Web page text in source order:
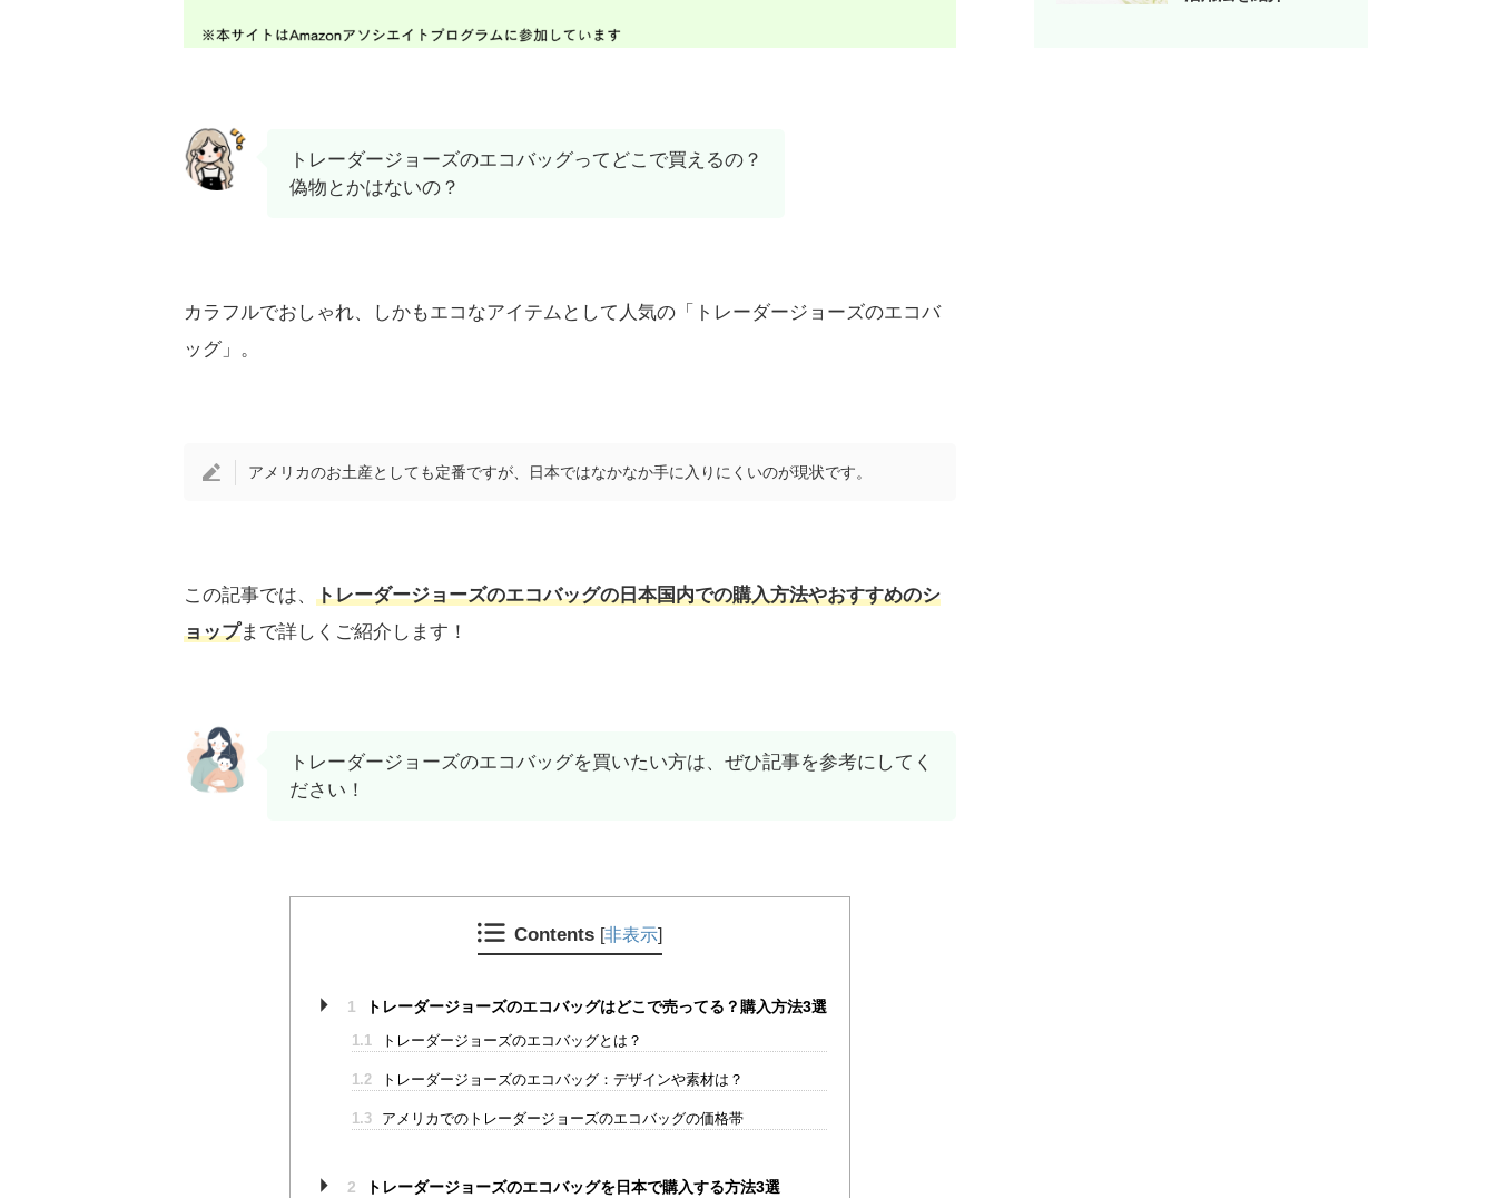
トレーダージョーズのエコバッグってどこで買えるの？
偽物とかはないの？
カラフルでおしゃれ、しかもエコなアイテムとして人気の「トレーダージョーズのエコバ
ッグ」。
アメリカのお土産としても定番ですが、日本ではなかなか手に入りにくいのが現状です。
この記事では、 トレーダージョーズのエコバッグの日本国内での購入方法やおすすめのシ
ョップまで詳しくご紹介します！
トレーダージョーズのエコバッグを買いたい方は、ぜひ記事を参考にしてく
ださい！
Contents [非表示]
1 トレーダージョーズのエコバッグはどこで売ってる？購入方法3選
1.1 トレーダージョーズのエコバッグとは？
1.2 トレーダージョーズのエコバッグ：デザインや素材は？
1.3 アメリカでのトレーダージョーズのエコバッグの価格帯
2 トレーダージョーズのエコバッグを日本で購入する方法3選